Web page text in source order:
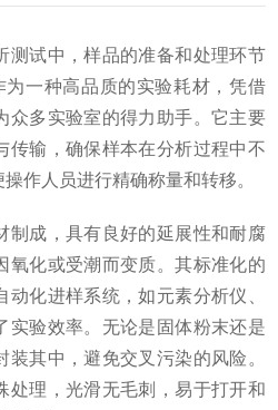
试中，样品的准备和处理环节
为一种高品质的实验耗材，凭借
众多实验室的得力助手。它主要
传输，确保样本在分析过程中不
作人员进行精确称量和转移。
成，具有良好的延展性和耐腐
氧化或受潮而变质。其标准化的
化进样系统，如元素分析仪、
实验效率。无论是固体粉末还是
其中，避免交叉污染的风险。
处理，光滑无毛刺，易于打开和